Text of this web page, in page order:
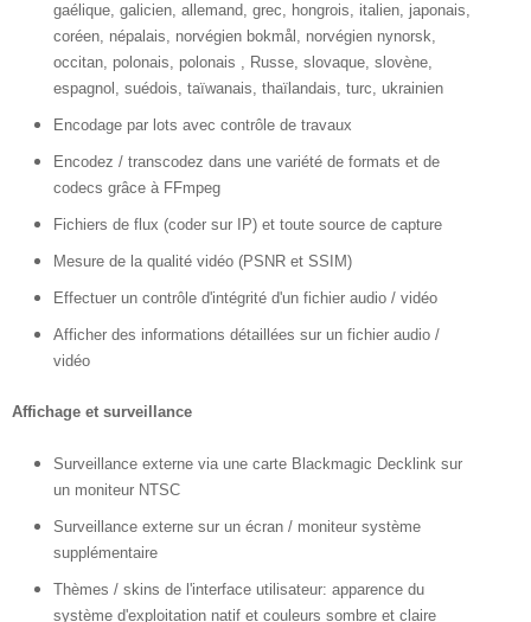
gaélique, galicien, allemand, grec, hongrois, italien, japonais,
coréen, népalais, norvégien bokmål, norvégien nynorsk,
occitan, polonais, polonais , Russe, slovaque, slovène,
espagnol, suédois, taïwanais, thaïlandais, turc, ukrainien
Encodage par lots avec contrôle de travaux
Encodez / transcodez dans une variété de formats et de
codecs grâce à FFmpeg
Fichiers de flux (coder sur IP) et toute source de capture
Mesure de la qualité vidéo (PSNR et SSIM)
Effectuer un contrôle d'intégrité d'un fichier audio / vidéo
Afficher des informations détaillées sur un fichier audio /
vidéo
Affichage et surveillance
Surveillance externe via une carte Blackmagic Decklink sur
un moniteur NTSC
Surveillance externe sur un écran / moniteur système
supplémentaire
Thèmes / skins de l'interface utilisateur: apparence du
système d'exploitation natif et couleurs sombre et claire